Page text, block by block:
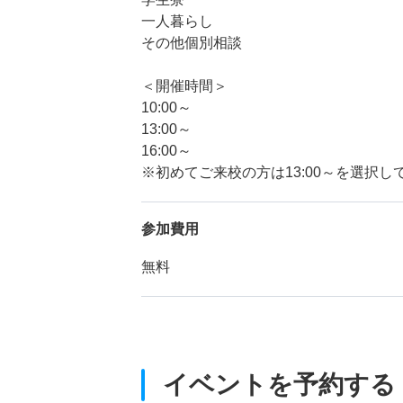
一人暮らし
その他個別相談
＜開催時間＞
10:00～
13:00～
16:00～
※初めてご来校の方は13:00～を選択し
参加費用
無料
イベントを予約する